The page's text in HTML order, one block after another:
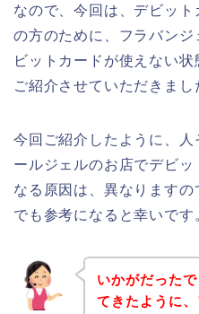
なので、今回は、デビット
の方のために、フラバン
ビットカードが使えない
ご紹介させていただきまし
今回ご紹介したように、人
ールジェルのお店でデビ
なる原因は、異なります
でも参考になると幸いです
いかがだった
てきたように